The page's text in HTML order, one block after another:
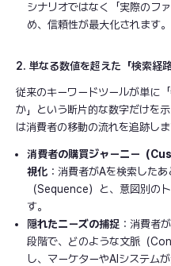
シナリオではなく「実際のフ
め、信頼性が最大化されます。
2. 単なる数値を超えた「検索
従来のキーワードツールが単に
か」という断片的な数字だけを
は消費者の移動の流れを追跡しま
消費者の購買ジャーニー（
視化 ：消費者がAを検索した
（Sequence）と、意図別の
す。
隠れたニーズの捕捉 ：消費者
段階で、どのような文脈（
し、マーケターやAIシステム